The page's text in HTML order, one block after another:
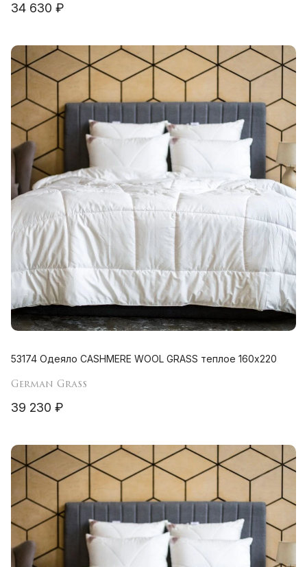
34 630 ₽
53174 Одеяло CASHMERE WOOL GRASS теплое 160х220
German Grass
39 230 ₽